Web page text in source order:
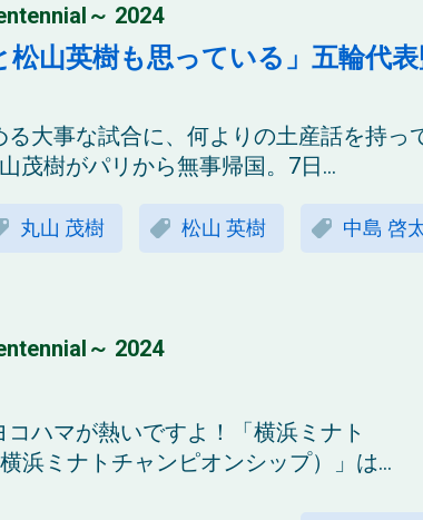
～ 2024
山英樹も思っている」五輪代
大事な試合に、何よりの土産話を持っ
茂樹がパリから無事帰国。7日...
丸山 茂樹 松山 英樹 中島 啓
～ 2024
ハマが熱いですよ！「横浜ミナト
浜ミナトチャンピオンシップ）」は...